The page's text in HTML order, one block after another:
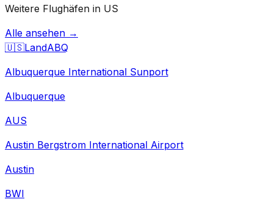
Weitere Flughäfen in US
Alle ansehen →
🇺🇸LandABQ
Albuquerque International Sunport
Albuquerque
AUS
Austin Bergstrom International Airport
Austin
BWI